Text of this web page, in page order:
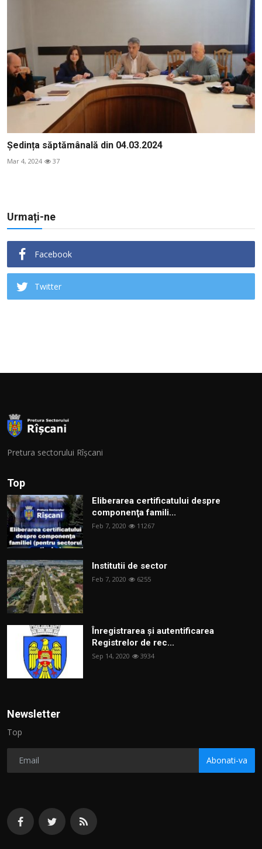
Ședința săptămânală din 04.03.2024
Mar 4, 2024 37
Urmați-ne
Facebook
Twitter
Pretura sectorului Rîșcani
Top
Eliberarea certificatului despre
componenţa famili...
Feb 7, 2020 11267
Institutii de sector
Feb 7, 2020 6255
Înregistrarea și autentificarea
Registrelor de rec...
Sep 14, 2020 3934
Newsletter
Top
Abonati-va